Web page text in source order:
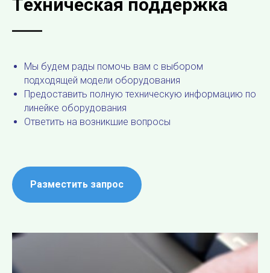
Tехническая поддержка
Мы будем рады помочь вам с выбором
подходящей модели оборудования
Предоставить полную техническую информацию по
линейке оборудования
Ответить на возникшие вопросы
Разместить запрос